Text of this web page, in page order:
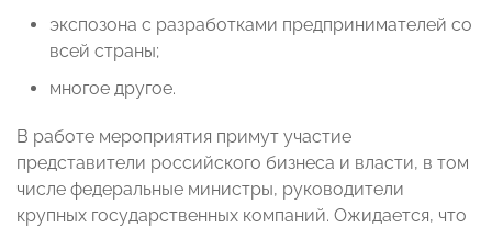
экспозона с разработками предпринимателей со
всей страны;
многое другое.
В работе мероприятия примут участие
представители российского бизнеса и власти, в том
числе федеральные министры, руководители
крупных государственных компаний. Ожидается, что